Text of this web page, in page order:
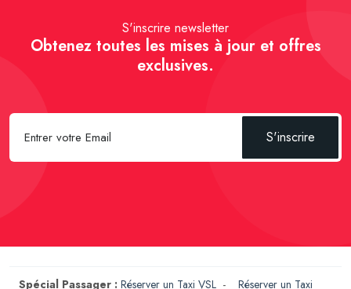
S'inscrire newsletter
Obtenez toutes les mises à jour et offres
exclusives.
S'inscrire
Spécial Passager : Réserver un Taxi VSL - Réserver un Taxi